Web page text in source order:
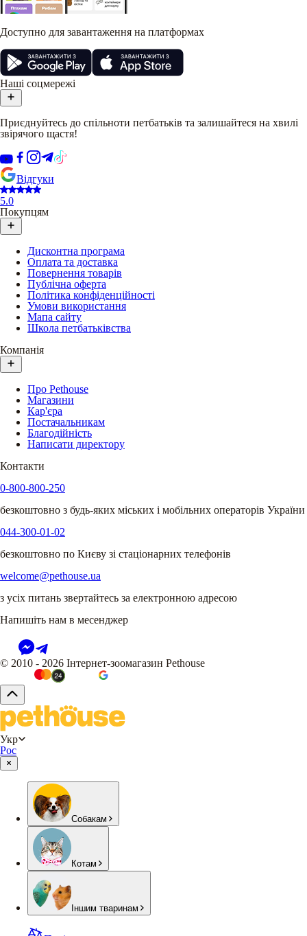
Доступно для завантаження на платформах
Наші соцмережі
Приєднуйтесь до спільноти петбатьків та залишайтеся на хвилі
звірячого щастя!
Відгуки
5.0
Покупцям
Дисконтна програма
Оплата та доставка
Повернення товарів
Публічна оферта
Політика конфіденційності
Умови використання
Мапа сайту
Школа петбатьківства
Компанія
Про Pethouse
Магазини
Кар'єра
Постачальникам
Благодійність
Написати директору
Контакти
0-800-800-250
безкоштовно з будь-яких міських і мобільних операторів України
044-300-01-02
безкоштовно по Києву зі стаціонарних телефонів
welcome@pethouse.ua
з усіх питань звертайтесь за електронною адресою
Напишіть нам в месенджер
© 2010 - 2026 Інтернет-зоомагазин Pethouse
Укр
Рос
Собакам
Котам
Іншим тваринам